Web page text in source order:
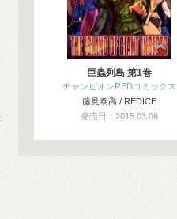
巨蟲列島 第1巻
チャンピオンREDコミックス
藤見泰高 / REDICE
発売日：2015.03.06